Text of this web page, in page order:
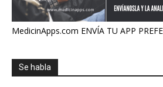
MedicinApps.com ENVÍA TU APP
Se habla